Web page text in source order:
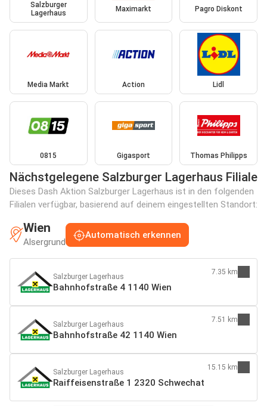
Salzburger
Lagerhaus
Maximarkt Pagro Diskont
Media Markt Action Lidl
0815 Gigasport Thomas Philipps
Nächstgelegene Salzburger Lagerhaus Filiale
Dieses Dash Aktion Salzburger Lagerhaus ist in den folgenden
Filialen verfügbar, basierend auf deinem eingestellten Standort:
Wien
Alsergrund
Automatisch erkennen
Salzburger Lagerhaus
Bahnhofstraße 4 1140 Wien
7.35 km
Salzburger Lagerhaus
Bahnhofstraße 42 1140 Wien
7.51 km
Salzburger Lagerhaus
Raiffeisenstraße 1 2320 Schwechat
15.15 km